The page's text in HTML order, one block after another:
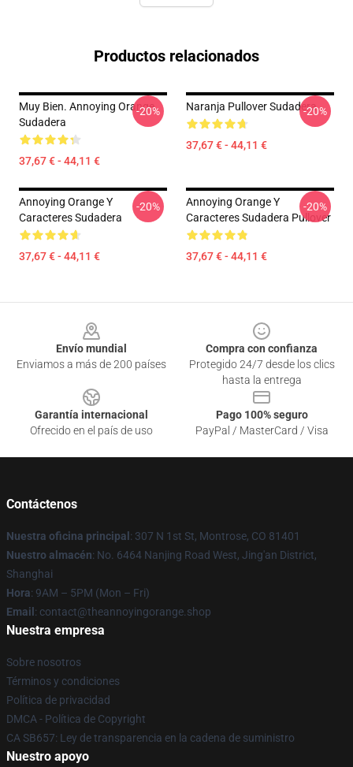
Productos relacionados
Muy Bien. Annoying Orange
Sudadera
37,67 € - 44,11 €
-20% Naranja Pullover Sudadera
37,67 € - 44,11 €
-20%
Annoying Orange Y
Caracteres Sudadera
37,67 € - 44,11 €
-20%
Annoying Orange Y
Caracteres Sudadera Pullover
37,67 € - 44,11 €
-20%
Envío mundial
Enviamos a más de 200 países
Compra con confianza
Protegido 24/7 desde los clics
hasta la entrega
Garantía internacional
Ofrecido en el país de uso
Pago 100% seguro
PayPal / MasterCard / Visa
Contáctenos
Nuestra oficina principal : 307 N 1st St, Montrose, CO 81401
Nuestro almacén: No. 6464 Nanjing Road West, Jing'an District,
Shanghai
Hora: 9AM – 5PM (Mon – Fri)
Email : contact@theannoyingorange.shop
Nuestra empresa
Sobre nosotros
Términos y condiciones
Política de privacidad
DMCA - Política de Copyright
CA SB657: Ley de transparencia en la cadena de suministro
Nuestro apoyo